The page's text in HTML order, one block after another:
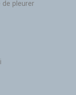
de pleurer